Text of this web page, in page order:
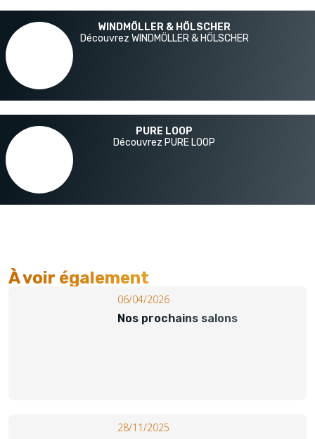
WINDMÖLLER & HÖLSCHER
Découvrez WINDMÖLLER & HÖLSCHER
PURE LOOP
Découvrez PURE LOOP
À voir également​
06/04/2026
Nos prochains salons
28/11/2025